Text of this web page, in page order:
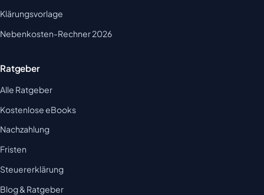
Klärungsvorlage
Nebenkosten-Rechner 2026
Ratgeber
Alle Ratgeber
Kostenlose eBooks
Nachzahlung
Fristen
Steuererklärung
Blog & Ratgeber